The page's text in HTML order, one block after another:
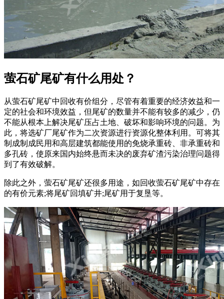
萤石矿尾矿有什么用处？
从萤石矿尾矿中回收有价组分，尽管有着重要的经济效益和一
定的社会和环境效益，但尾矿的数量并不能有较多的减少，仍
不能从根本上解决尾矿压占土地、破坏和影响环境的问题。为
此，将选矿厂尾矿作为二次资源进行资源化整体利用。可将其
制成制成民用和高层建筑都能使用的免烧承重砖、非承重砖和
多孔砖，使原来国内始终悬而未决的废弃矿渣污染治理问题得
到了有效破解。
除此之外，萤石矿尾矿还很多用途，如回收萤石矿尾矿中存在
的有价元素;将尾矿回填矿井;尾矿用于复垦等。